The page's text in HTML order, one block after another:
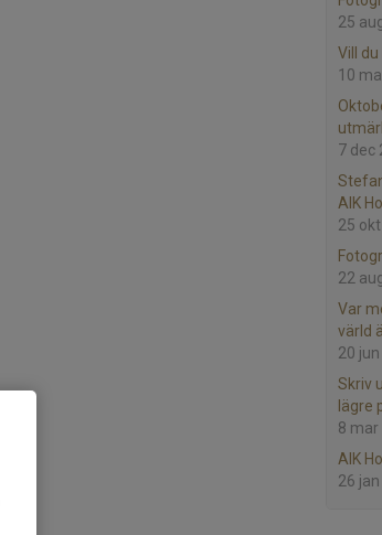
25
Vill
10
7 dec
AIK
25
22
Var
värld
20
Skriv
lägre
8 mar
AIK
26